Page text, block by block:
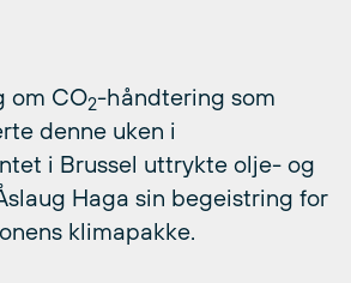
om CO2-håndtering som
denne uken i
i Brussel uttrykte olje- og
Haga sin begeistring for
klimapakke.